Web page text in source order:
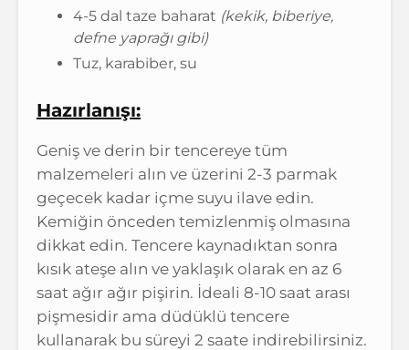
4-5 dal taze baharat (kekik, biberiye,
defne yaprağı gibi)
Tuz, karabiber, su
Hazırlanışı:
Geniş ve derin bir tencereye tüm
malzemeleri alın ve üzerini 2-3 parmak
geçecek kadar içme suyu ilave edin.
Kemiğin önceden temizlenmiş olmasına
dikkat edin. Tencere kaynadıktan sonra
kısık ateşe alın ve yaklaşık olarak en az 6
saat ağır ağır pişirin. İdeali 8-10 saat arası
pişmesidir ama düdüklü tencere
kullanarak bu süreyi 2 saate indirebilirsiniz.